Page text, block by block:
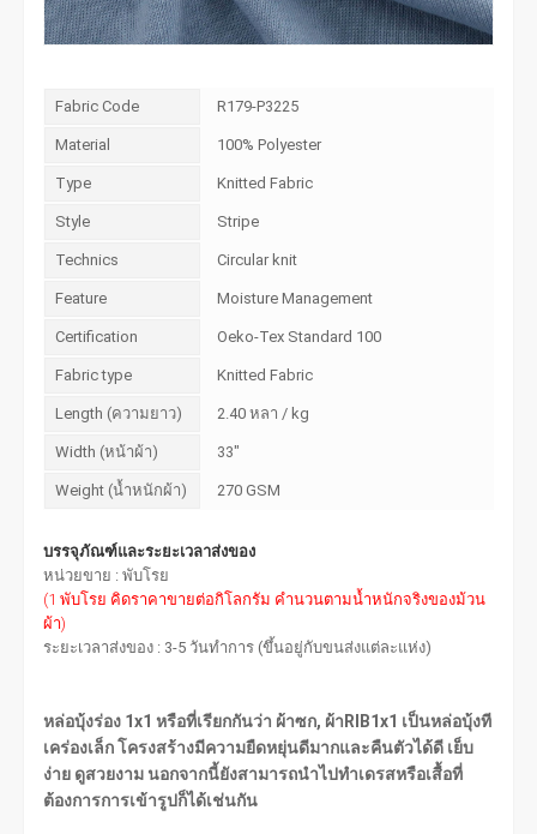
Fabric Code R179-P3225
Material 100% Polyester
Type Knitted Fabric
Style Stripe
Technics Circular knit
Feature Moisture Management
Certification Oeko-Tex Standard 100
Fabric type Knitted Fabric
Length (ความยาว) 2.40 หลา / kg
Width (หน้าผ้า) 33"
Weight (น้ำหนักผ้า) 270 GSM
บรรจุภัณฑ์และระยะเวลาส่งของ
หน่วยขาย : พับโรย
(1 พับโรย คิดราคาขายต่อกิโลกรัม คำนวนตามน้ำหนักจริงของม้วน
ผ้า)
ระยะเวลาส่งของ : 3-5 วันทำการ (ขึ้นอยู่กับขนส่งแต่ละแห่ง)
หล่อบุ้งร่อง 1x1 หรือที่เรียกกันว่า ผ้าซก, ผ้าRIB1x1 เป็นหล่อบุ้งที
เคร่องเล็ก โครงสร้างมีความยืดหยุ่นดีมากและคืนตัวได้ดี เย็บ
ง่าย ดูสวยงาม นอกจากนี้ยังสามารถนำไปทำเดรสหรือเสื้อที่
ต้องการการเข้ารูปก็ได้เช่นกัน